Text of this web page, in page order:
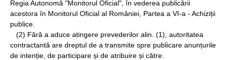
Regia Autonomă "Monitorul Oficial", în vederea publicării
acestora în Monitorul Oficial al României, Partea a VI-a - Achiziții
publice.
(2) Fără a aduce atingere prevederilor alin. (1), autoritatea
contractantă are dreptul de a transmite spre publicare anunțurile
de intenție, de participare și de atribuire și către: